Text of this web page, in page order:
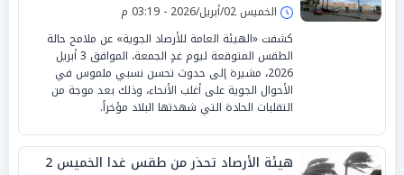
الخميس 02/أبريل/2026 - 03:19 م
كشفت «الهيئة العامة للأرصاد الجوية» عن ملامح حالة
الطقس المتوقعة ليوم غدٍ الجمعة، الموافق 3 أبريل
2026، مشيرة إلى حدوث تحسن نسبي ملموس في
الأحوال الجوية على أغلب الأنحاء، وذلك بعد موجة من
التقلبات الحادة التي شهدتها البلاد مؤخراً.
هيئة الأرصاد تحذر من طقس غدا الخميس 2